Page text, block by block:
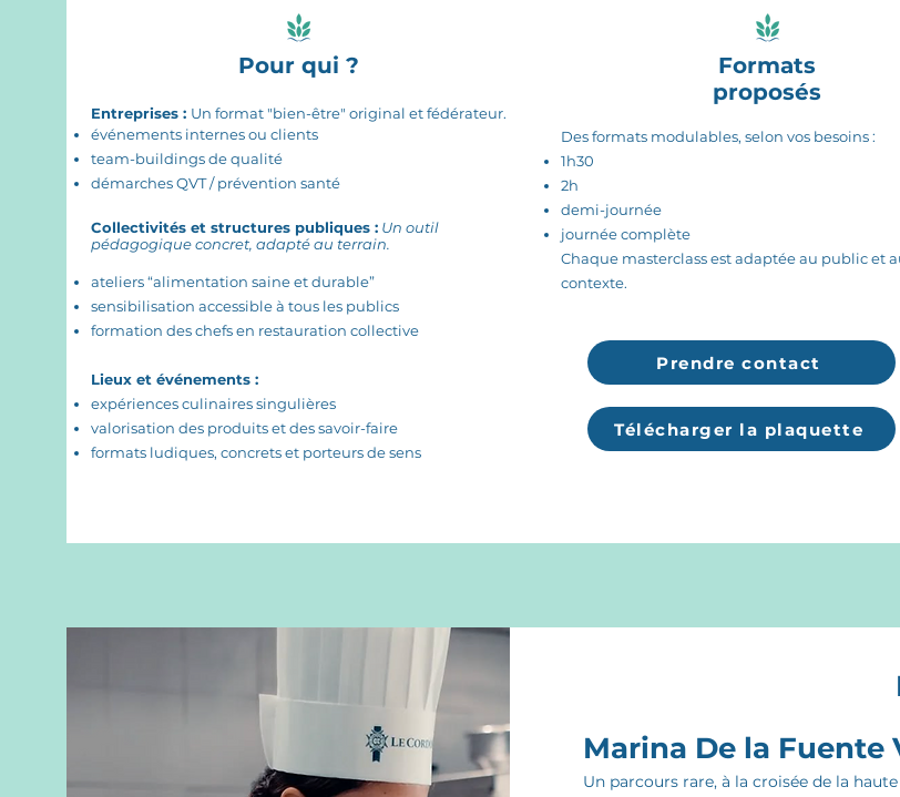
Pour qui ?
Entreprises : Un format "bien-être" original et fédérateur.
événements internes ou clients
team-buildings de qualité
démarches QVT / prévention santé
Collectivités et structures publiques : Un outil
pédagogique concret, adapté au terrain.
ateliers “alimentation saine et durable”
sensibilisation accessible à tous les publics
formation des chefs en restauration collective
Lieux et événements :
expériences culinaires singulières
valorisation des produits et des savoir-faire
formats ludiques, concrets et porteurs de sens
Formats
proposés
Des formats modulables, selon vos besoins :
1h30
2h
demi-journée
journée complète
Chaque masterclass est adaptée au public et
contexte.
Prendre contact
Télécharger la plaquette
Marina De la Fuente
Un parcours rare, à la croisée de la